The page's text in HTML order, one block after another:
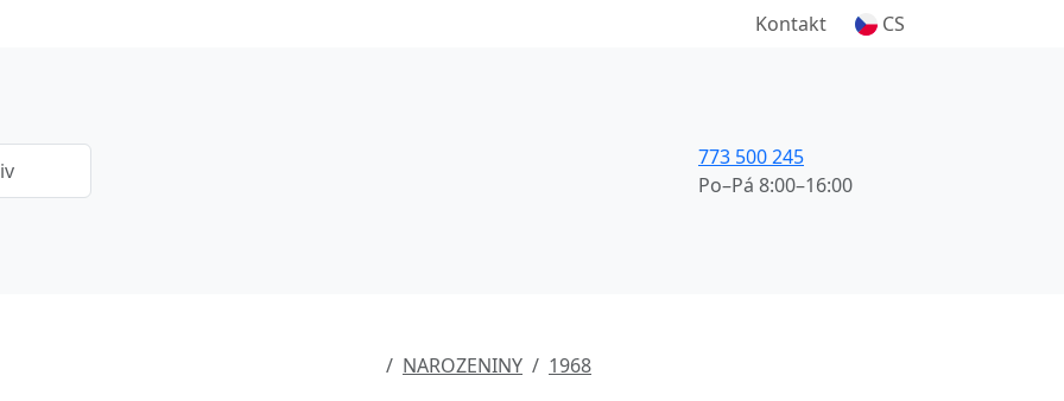
Kontakt CS
773 500 245
Po–Pá 8:00–16:00
NAROZENINY 1968